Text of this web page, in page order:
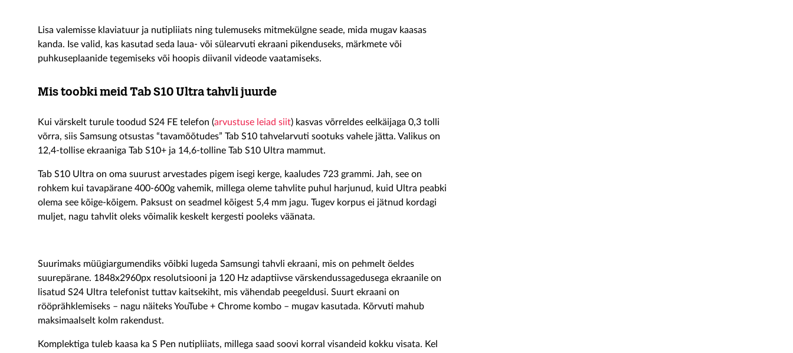
Lisa valemisse klaviatuur ja nutipliiats ning tulemuseks mitmekülgne seade, mida mugav kaasas
kanda. Ise valid, kas kasutad seda laua- või sülearvuti ekraani pikenduseks, märkmete või
puhkuseplaanide tegemiseks või hoopis diivanil videode vaatamiseks.
Mis toobki meid Tab S10 Ultra tahvli juurde
Kui värskelt turule toodud S24 FE telefon (arvustuse leiad siit) kasvas võrreldes eelkäijaga 0,3 tolli
võrra, siis Samsung otsustas “tavamõõtudes” Tab S10 tahvelarvuti sootuks vahele jätta. Valikus on
12,4-tollise ekraaniga Tab S10+ ja 14,6-tolline Tab S10 Ultra mammut.
Tab S10 Ultra on oma suurust arvestades pigem isegi kerge, kaaludes 723 grammi. Jah, see on
rohkem kui tavapärane 400-600g vahemik, millega oleme tahvlite puhul harjunud, kuid Ultra peabki
olema see kõige-kõigem. Paksust on seadmel kõigest 5,4 mm jagu. Tugev korpus ei jätnud kordagi
muljet, nagu tahvlit oleks võimalik keskelt kergesti pooleks väänata.
Suurimaks müügiargumendiks võibki lugeda Samsungi tahvli ekraani, mis on pehmelt öeldes
suurepärane. 1848x2960px resolutsiooni ja 120 Hz adaptiivse värskendussagedusega ekraanile on
lisatud S24 Ultra telefonist tuttav kaitsekiht, mis vähendab peegeldusi. Suurt ekraani on
rööprähklemiseks – nagu näiteks YouTube + Chrome kombo – mugav kasutada. Kõrvuti mahub
maksimaalselt kolm rakendust.
Komplektiga tuleb kaasa ka S Pen nutipliiats, millega saad soovi korral visandeid kokku visata. Kel